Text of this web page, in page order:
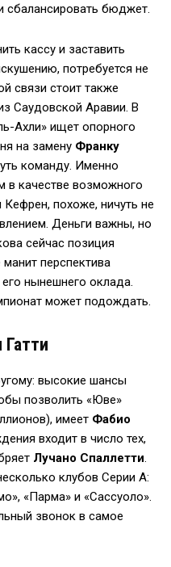
сбалансировать бюджет.
кассу и заставить
потребуется не
связи стоит также
Саудовской Аравии. В
Ахли» ищет опорного
на замену Франку
команду. Именно
в качестве возможного
Кефрен, похоже, ничуть не
Деньги важны, но
сейчас позиция
перспектива
нынешнего оклада.
может подождать.
высокие шансы
позволить «Юве»
имеет Фабио
входит в число тех,
Лучано Спаллетти.
клубов Серии А:
«Парма» и «Сассуоло».
звонок в самое